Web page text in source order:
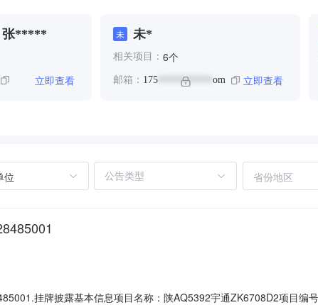
张*****
立即查看
未 未*
相关项目： 6个
邮箱： 175 *********** om 立即查看
位 省份地区
挂牌披露基本信息项目名称：陕AQ5392宇通ZK6708D2项目编